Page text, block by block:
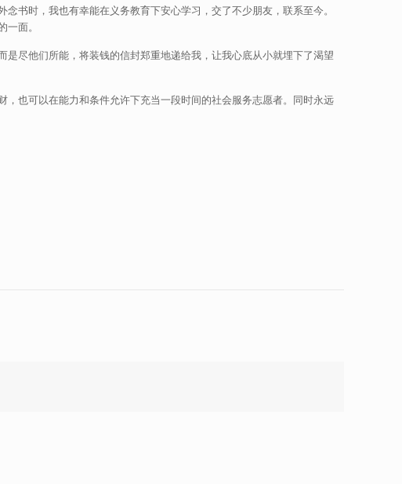
书时，我也有幸能在义务教育下安心学习，交了不少朋友，联系至今。
一面。
尽他们所能，将装钱的信封郑重地递给我，让我心底从小就埋下了渴望
也可以在能力和条件允许下充当一段时间的社会服务志愿者。同时永远